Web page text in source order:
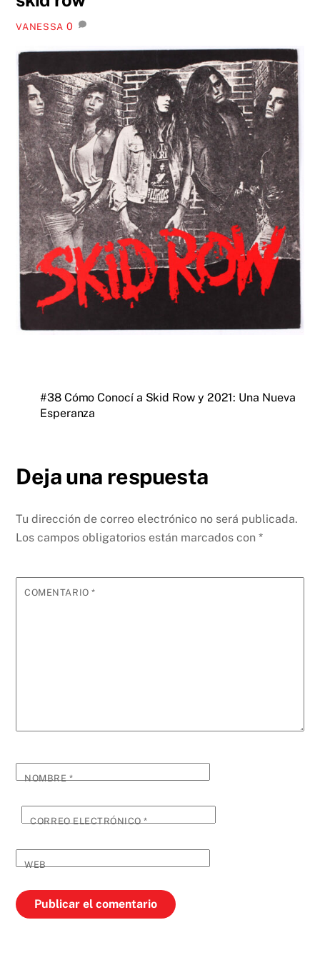
VANESSA 0
#38 Cómo Conocí a Skid Row y 2021: Una Nueva
Esperanza
Deja una respuesta
Tu dirección de correo electrónico no será publicada.
Los campos obligatorios están marcados con*
COMENTARIO*
NOMBRE*
CORREO ELECTRÓNICO*
WEB